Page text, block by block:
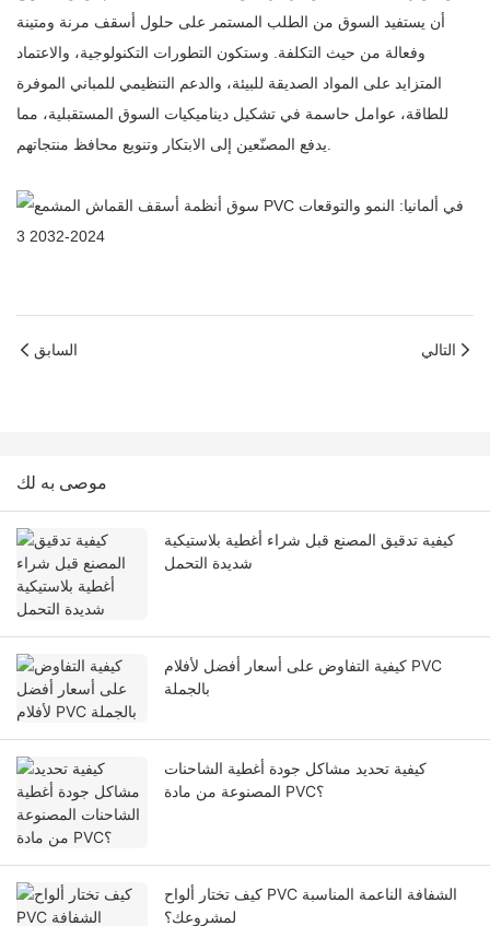
أن يستفيد السوق من الطلب المستمر على حلول أسقف مرنة ومتينة
وفعالة من حيث التكلفة. وستكون التطورات التكنولوجية، والاعتماد
المتزايد على المواد الصديقة للبيئة، والدعم التنظيمي للمباني الموفرة
للطاقة، عوامل حاسمة في تشكيل ديناميكيات السوق المستقبلية، مما
يدفع المصنّعين إلى الابتكار وتنويع محافظ منتجاتهم.
السابق التالي
موصى به لك
كيفية تدقيق المصنع قبل شراء أغطية بلاستيكية
شديدة التحمل
كيفية التفاوض على أسعار أفضل لأفلام PVC
بالجملة
كيفية تحديد مشاكل جودة أغطية الشاحنات
المصنوعة من مادة PVC؟
كيف تختار ألواح PVC الشفافة الناعمة المناسبة
لمشروعك؟